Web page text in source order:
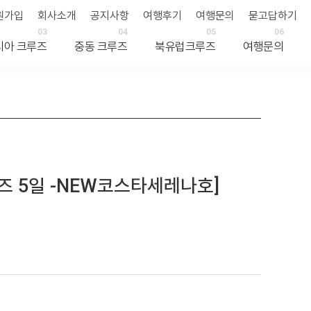
03
아 크루즈
04
중동 크루즈
05
북유럽크루즈
06
여행문의
가입 회사소개 공지사항 여행후기 여행문의 묻고답하기
5일 -NEW코스타세레나호]